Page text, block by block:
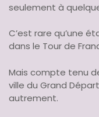
seulement à
C’est rare qu’une
dans le Tour de
Mais compte tenu
ville du Grand
autrement.